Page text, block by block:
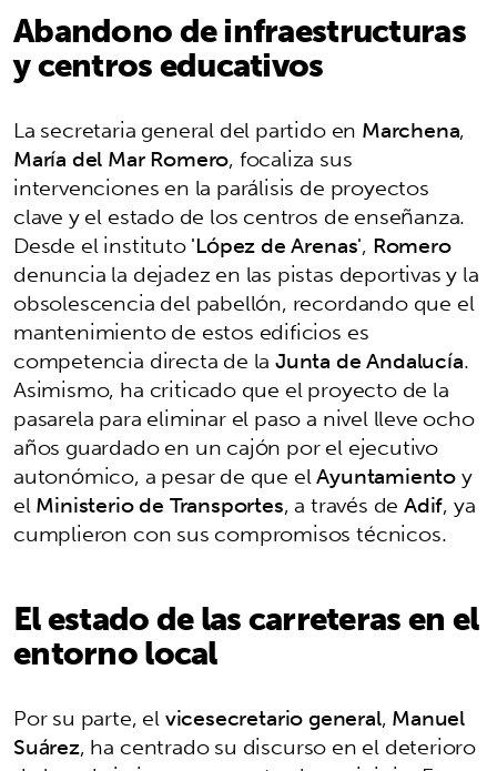
Abandono de infraestructuras
y centros educativos
La secretaria general del partido en Marchena,
María del Mar Romero, focaliza sus
intervenciones en la parálisis de proyectos
clave y el estado de los centros de enseñanza.
Desde el instituto'López de Arenas', Romero
denuncia la dejadez en las pistas deportivas y la
obsolescencia del pabellón, recordando que el
mantenimiento de estos edificios es
competencia directa de laJunta de Andalucía.
Asimismo, ha criticado que el proyecto de la
pasarela para eliminar el paso a nivel lleve ocho
años guardado en un cajón por el ejecutivo
autonómico, a pesar de que elAyuntamientoy
elMinisterio de Transportes, a través deAdif, ya
cumplieron con sus compromisos técnicos.
El estado de las carreteras en el
entorno local
Por su parte, elvicesecretario general,Manuel
Suárez, ha centrado su discurso en el deterioro